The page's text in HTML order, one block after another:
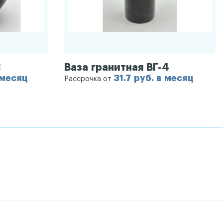
Ваза гранитная ВГ-4
Рассрочка от 31.7 руб. в месяц